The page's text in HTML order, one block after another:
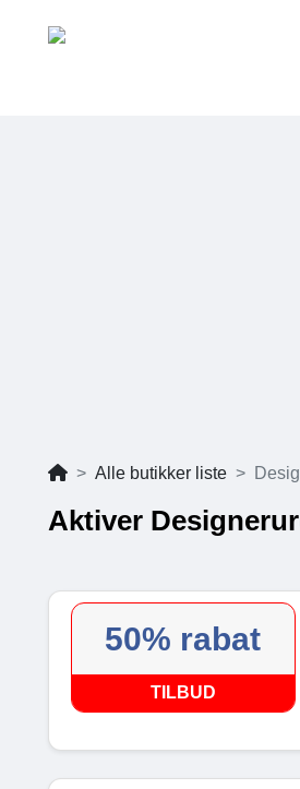
Alle butikker liste
Aktiver
50% rabat
TILBUD